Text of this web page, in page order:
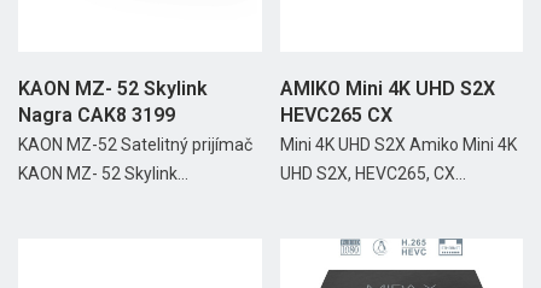
KAON MZ- 52 Skylink
Nagra CAK8 3199
KAON MZ-52 Satelitný prijímač
KAON MZ- 52 Skylink...
AMIKO Mini 4K UHD S2X
HEVC265 CX
Mini 4K UHD S2X Amiko Mini 4K
UHD S2X, HEVC265, CX...